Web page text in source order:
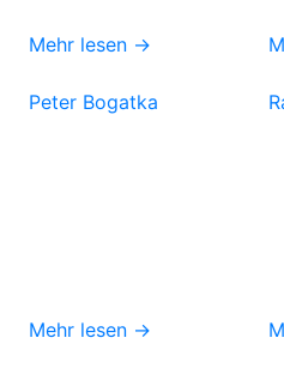
Mehr lesen →
Peter Bogatka
Mehr lesen →